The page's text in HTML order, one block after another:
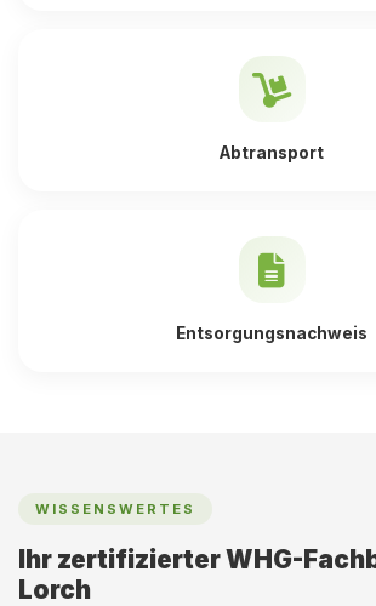
Abtransport
Entsorgungsnachweis
WISSENSWERTES
Ihr zertifizierter WHG-
Lorch